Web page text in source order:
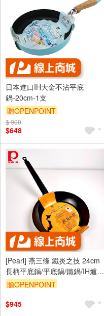
日本進口IH大金不沾平底
鍋-20cm-1支
贈OPENPOINT
$ 900
$648
[Pearl] 燕三條 鐵炎之技 24cm
長柄平底鍋/平底鍋/鐵鍋/IH爐適
用
贈OPENPOINT
$945